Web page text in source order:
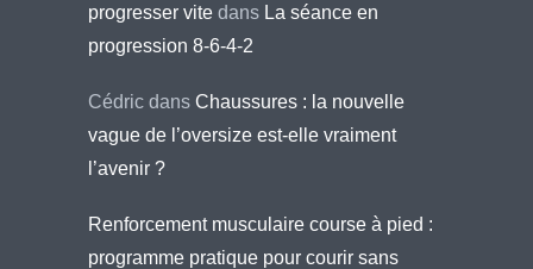
progresser vite dans La séance en
progression 8-6-4-2
Cédric dans Chaussures : la nouvelle
vague de l’oversize est-elle vraiment
l’avenir ?
Renforcement musculaire course à pied :
programme pratique pour courir sans